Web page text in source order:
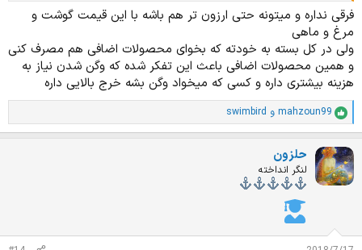
فرقی نداره و میتونه حتی ارزون تر هم باشه با این قیمت گوشت و
مرغ و ماهی
ولی در کل بسته به خودته که بخوای محصولات اضافی هم مصرف کنی
و همین محصولات اضافی باعث این تفکر شده که وگن شدن نیاز به
هزینه بیشتری داره و کسی که میخواد وگن بشه خرج بالایی داره
ا
م
ت
ی
ا
ز
mahzoun99 و swimbird
حلزون
لنگر انداخته